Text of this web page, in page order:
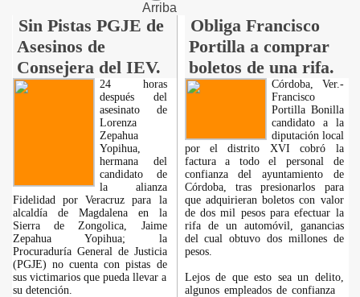
Arriba
Sin Pistas PGJE de
Asesinos de
Consejera del IEV.
Obliga Francisco
Portilla a comprar
boletos de una rifa.
24 horas
después del
asesinato de
Lorenza
Zepahua
Yopihua,
hermana del
candidato de
la alianza
Fidelidad por Veracruz para la
alcaldía de Magdalena en la
Sierra de Zongolica, Jaime
Zepahua Yopihua; la
Procuraduría General de Justicia
(PGJE) no cuenta con pistas de
sus victimarios que pueda llevar a
su detención.
Córdoba, Ver.-
Francisco
Portilla Bonilla
candidato a la
diputación local
por el distrito XVI cobró la
factura a todo el personal de
confianza del ayuntamiento de
Córdoba, tras presionarlos para
que adquirieran boletos con valor
de dos mil pesos para efectuar la
rifa de un automóvil, ganancias
del cual obtuvo dos millones de
pesos.
Lejos de que esto sea un delito,
algunos empleados de confianza